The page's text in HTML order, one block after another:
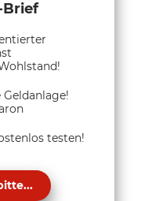
Brief
testen!